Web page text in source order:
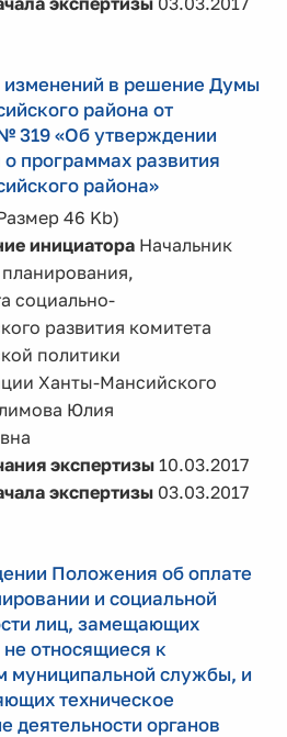
изменений в решение Думы
района от
319 «Об утверждении
программах развития
района»
46 Kb)
инициатора Начальник
социально-
развития комитета
политики
Ханты-Мансийского
Юлия
экспертизы10.03.2017
экспертизы03.03.2017
Положения об оплате
и социальной
лиц, замещающих
относящиеся к
муниципальной службы, и
техническое
деятельности органов